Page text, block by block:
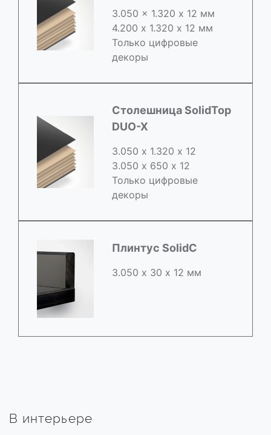
3.050 x 1.320 х 12 мм
4.200 x 1.320 х 12 мм
Только цифровые
декоры
Столешница SolidTop
DUO-X
3.050 х 1.320 х 12
3.050 x 650 х 12
Только цифровые
декоры
Плинтус SolidC
3.050 х 30 х 12 мм
В интерьере